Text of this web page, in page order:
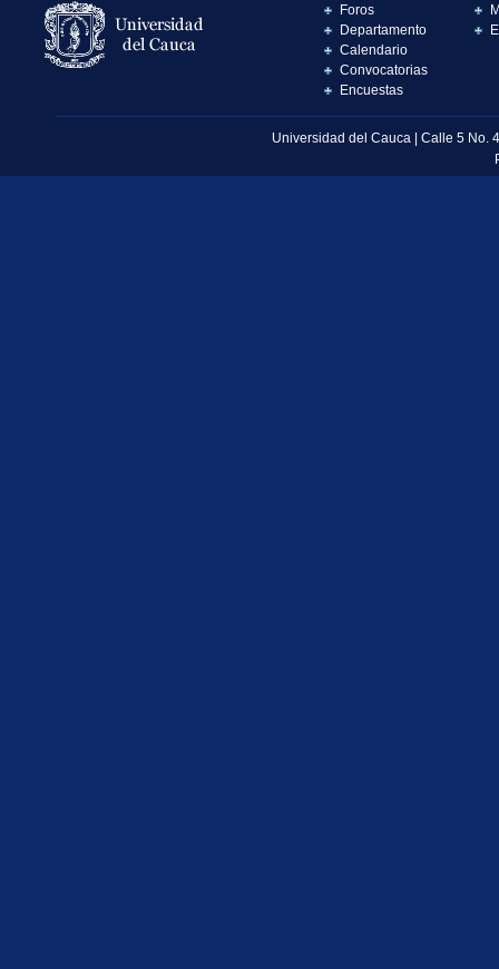
Foros
Departamento
Calendario
Convocatorias
Encuestas
Universidad del Cauca | Calle 5 No.